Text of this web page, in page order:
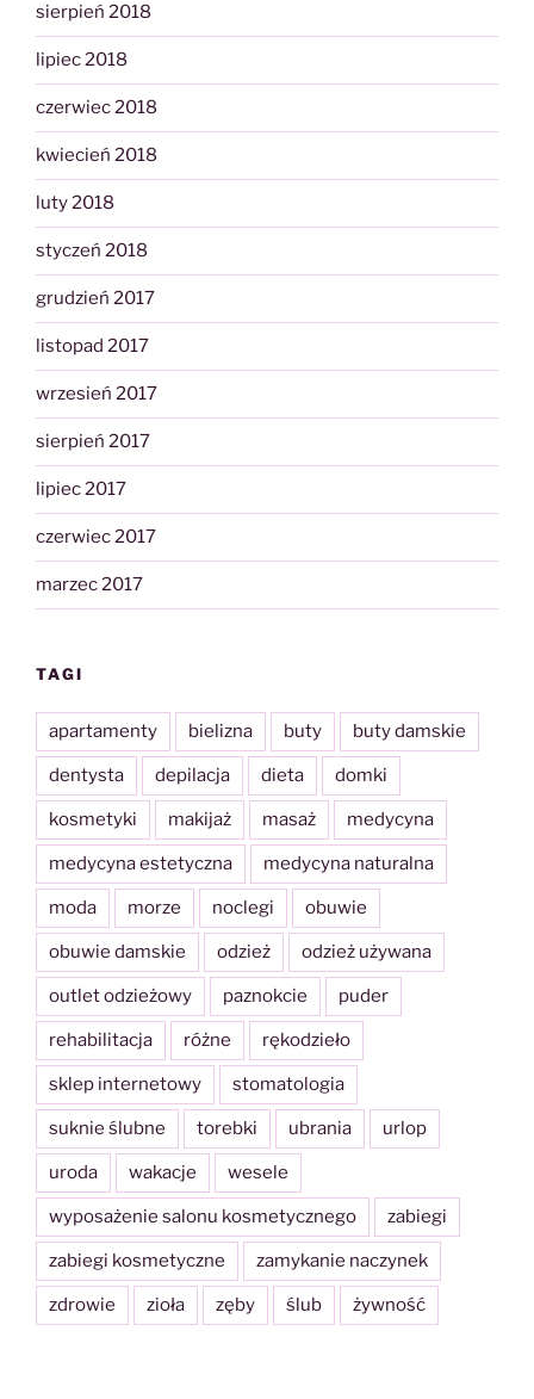
sierpień 2018
lipiec 2018
czerwiec 2018
kwiecień 2018
luty 2018
styczeń 2018
grudzień 2017
listopad 2017
wrzesień 2017
sierpień 2017
lipiec 2017
czerwiec 2017
marzec 2017
TAGI
apartamenty bielizna buty buty damskie
dentysta depilacja dieta domki
kosmetyki makijaż masaż medycyna
medycyna estetyczna medycyna naturalna
moda morze noclegi obuwie
obuwie damskie odzież odzież używana
outlet odzieżowy paznokcie puder
rehabilitacja różne rękodzieło
sklep internetowy stomatologia
suknie ślubne torebki ubrania urlop
uroda wakacje wesele
wyposażenie salonu kosmetycznego zabiegi
zabiegi kosmetyczne zamykanie naczynek
zdrowie zioła zęby ślub żywność